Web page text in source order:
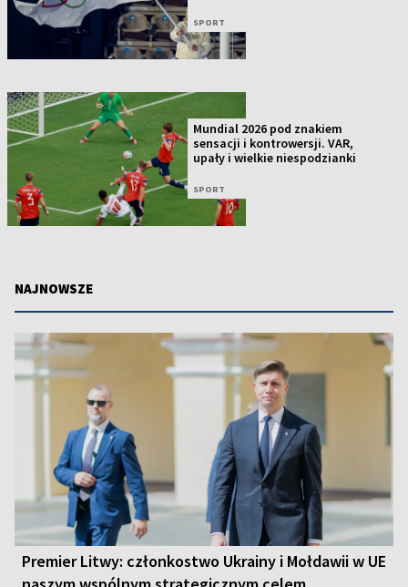
SPORT
Mundial 2026 pod znakiem
sensacji i kontrowersji. VAR,
upały i wielkie niespodzianki
SPORT
NAJNOWSZE
Premier Litwy: członkostwo Ukrainy i Mołdawii w UE